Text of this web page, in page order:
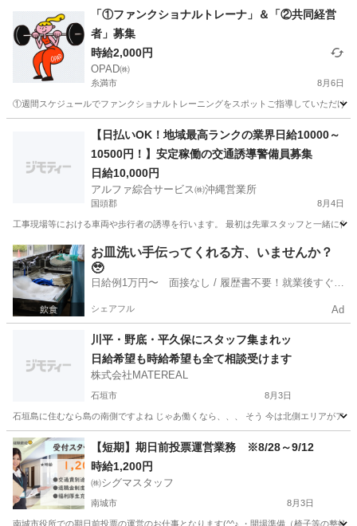
「①ファンクショナルトレーナ」＆「②共同経営
者」募集
時給2,000円
OPAD㈱
糸満市 8月6日
①週間スケジュールでファンクショナルトレーニングをスポットご指導していただけ
その他 シルバー
【日払いOK！地域最高ランクの業界日給10000～
10500円！】安定稼働の交通誘導警備員募集
日給10,000円
アルファ綜合サービス㈱沖縄営業所
国頭郡 8月4日
工事現場等における車両や歩行者の誘導を行います。 最初は先輩スタッフと一緒に
沖縄 国頭郡 その他 スタッフ
お皿洗い手伝ってくれる方、いませんか？
🥹
日給例1万円〜 面接なし / 履歴書不要！就業後すぐに
シェアフル Ad
川平・野底・平久保にスタッフ集まれッ
日給希望も時給希望も全て相談受けます
株式会社MATEREAL
石垣市 8月3日
石垣島に住むなら島の南側ですよね じゃあ働くなら、、、 そう 今は北側エリアがア
沖縄 石垣市 その他 スタッフ
【短期】期日前投票運営業務 ※8/28～9/12
時給1,200円
㈱シグマスタッフ
南城市 8月3日
南城市役所での期日前投票の運営のお仕事となります(^^♪ ・開場準備（椅子等の整頓